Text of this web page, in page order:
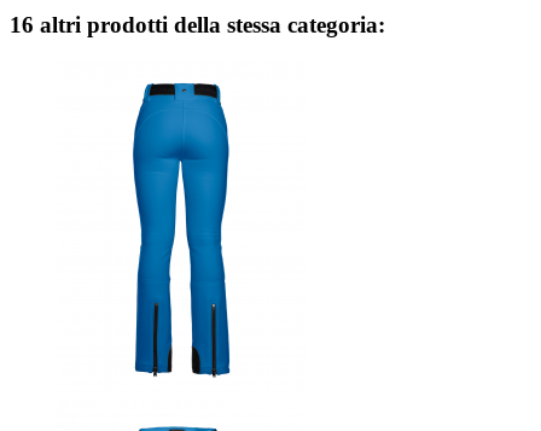
16 altri prodotti della stessa categoria: